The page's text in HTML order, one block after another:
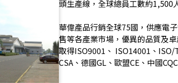
頭生產線，全球總員工數約1,500
華偉產品行銷全球75國，供應電
售等各產業市場，優異的品質及
取得ISO9001、 ISO14001、
CSA、德國GL、歐盟CE、中國